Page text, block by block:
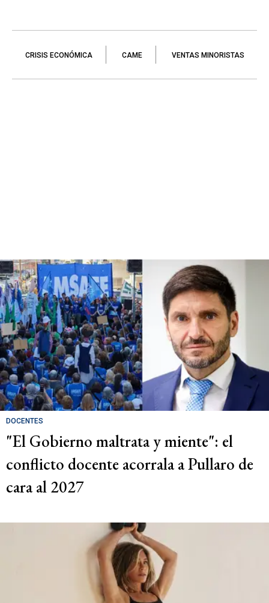
CRISIS ECONÓMICA CAME VENTAS MINORISTAS
DOCENTES
"El Gobierno maltrata y miente": el
conflicto docente acorrala a Pullaro de
cara al 2027